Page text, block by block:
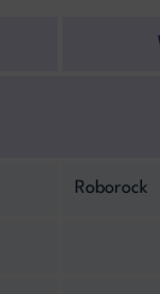
Roborock